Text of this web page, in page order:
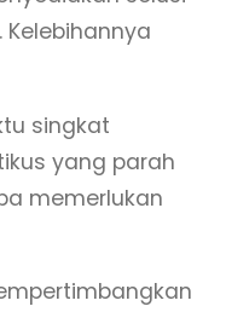
singkat
yang parah
memerlukan